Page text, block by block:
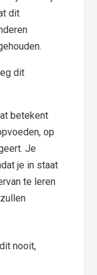
dit
betekent
op
Je
je in staat
te leren